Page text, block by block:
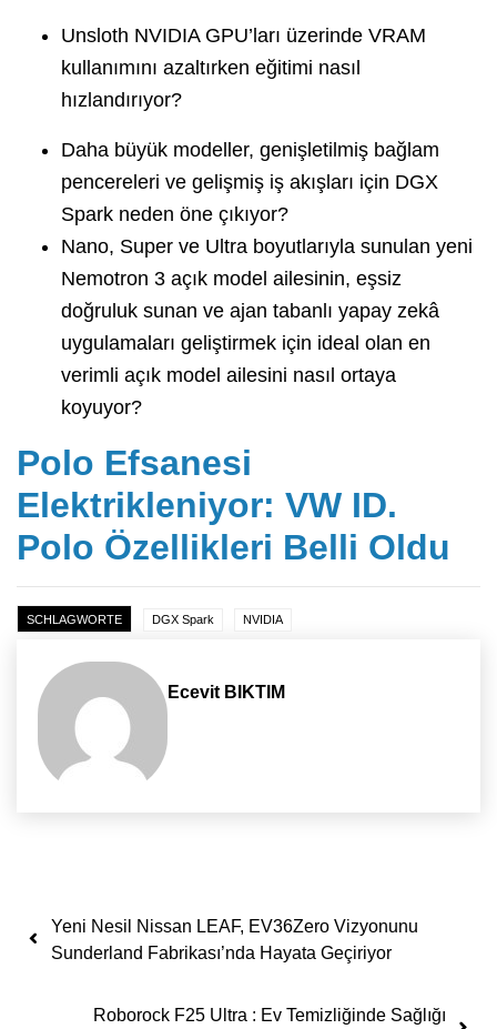
Unsloth NVIDIA GPU’ları üzerinde VRAM
kullanımını azaltırken eğitimi nasıl
hızlandırıyor?
Daha büyük modeller, genişletilmiş bağlam
pencereleri ve gelişmiş iş akışları için DGX
Spark neden öne çıkıyor?
Nano, Super ve Ultra boyutlarıyla sunulan yeni
Nemotron 3 açık model ailesinin, eşsiz
doğruluk sunan ve ajan tabanlı yapay zekâ
uygulamaları geliştirmek için ideal olan en
verimli açık model ailesini nasıl ortaya
koyuyor?
Polo Efsanesi
Elektrikleniyor: VW ID.
Polo Özellikleri Belli Oldu
SCHLAGWORTE DGX Spark NVIDIA
Ecevit BIKTIM
Yazı dolaşımı
Yeni Nesil Nissan LEAF, EV36Zero Vizyonunu
Sunderland Fabrikası’nda Hayata Geçiriyor
Roborock F25 Ultra : Ev Temizliğinde Sağlığı